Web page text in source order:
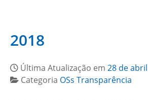
2018
Última Atualização em 28 de
Categoria OSs Transparência